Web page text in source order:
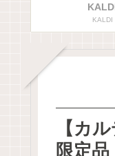
KALDI
【カ
限定品